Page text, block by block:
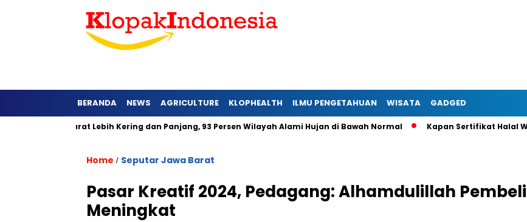
BERANDA NEWS AGRICULTURE KLOPHEALTH ILMU PENGETAHUAN WISATA GADGED
di Jawa Barat Lebih Kering dan Panjang, 93 Persen Wilayah Alami Hujan di Bawah Normal Kapan Sertifikat Halal Wajib
Home / Seputar Jawa Barat
Pasar Kreatif 2024, Pedagang: Alhamdulillah Pembeli
Meningkat